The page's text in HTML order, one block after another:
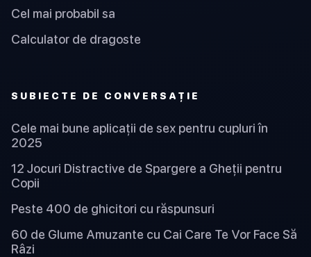
Cel mai probabil sa
Calculator de dragoste
SUBIECTE DE CONVERSAȚIE
Cele mai bune aplicații de sex pentru cupluri în
2025
12 Jocuri Distractive de Spargere a Gheții pentru
Copii
Peste 400 de ghicitori cu răspunsuri
60 de Glume Amuzante cu Cai Care Te Vor Face Să
Râzi